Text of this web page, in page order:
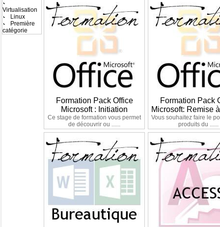
Virtualisation
Linux
Première
catégorie
Formation Pack Office
Microsoft : Initiation
Ce stage de formation vous permet
de découvrir ou ......
Formation Pack
Microsoft: Remise
Vous souhaitez faire le
produits du ......